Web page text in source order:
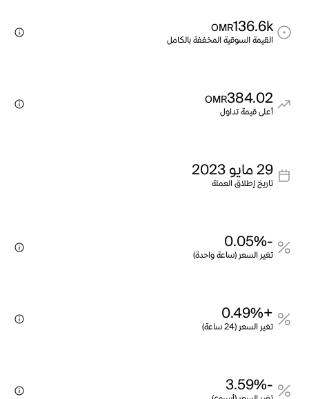
136.6k
OMR
القيمة السوقية المخففة بالكامل
384.02
OMR
أعلى قيمة تداول
29 مايو 2023
تاريخ إطلاق العملة
-0.05%
تغير السعر (ساعة واحدة)
+0.49%
تغير السعر (24 ساعة)
-3.59%